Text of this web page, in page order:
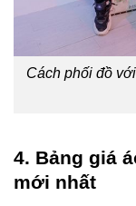
Cách phối đồ
4. Bảng giá
mới nhất